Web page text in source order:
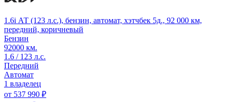
1.6i АТ (123 л.с.), бензин, автомат, хэтчбек 5д., 92 000 км,
передний, коричневый
Бензин
92000 км.
1.6 / 123 л.с.
Передний
Автомат
1 владелец
от 537 990 ₽